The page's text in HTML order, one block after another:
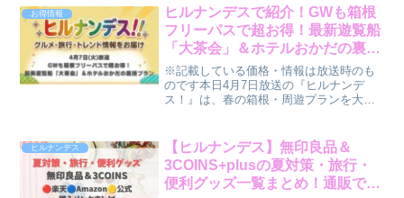
2300円で極上体験今回のツアーは、東京
の魅力を再発見で...
お得情報
ヒルナンデスで紹介！GWも箱根
フリーパスで超お得！最新遊覧船
「大茶会」＆ホテルおかだの裏技
プラン【4月7日(火)放送】
※記載している価格・情報は放送時のも
のです本日4月7日放送の『ヒルナンデ
ス！』は、春の箱根・周遊プランを大特
らには1人4,000円も安くなる宿泊の裏技
まで、見どころ満...
ヒルナンデス
【ヒルナンデス】無印良品＆
3COINS+plusの夏対策・旅行・
便利グッズ一覧まとめ！通販で買